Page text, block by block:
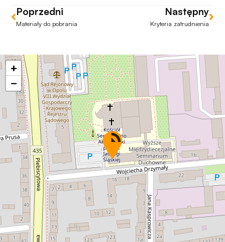
Poprzedni
Materiały do pobrania
Następny
Kryteria zatrudnienia
+
−
tego, jak
strona jest
używana.
Doświadczenie
Aby nasza
strona
internetowa
działała jak
najlepiej
podczas
twojego
przejścia na nią.
Jeśli odrzucisz
te pliki cookie,
niektóre funkcje